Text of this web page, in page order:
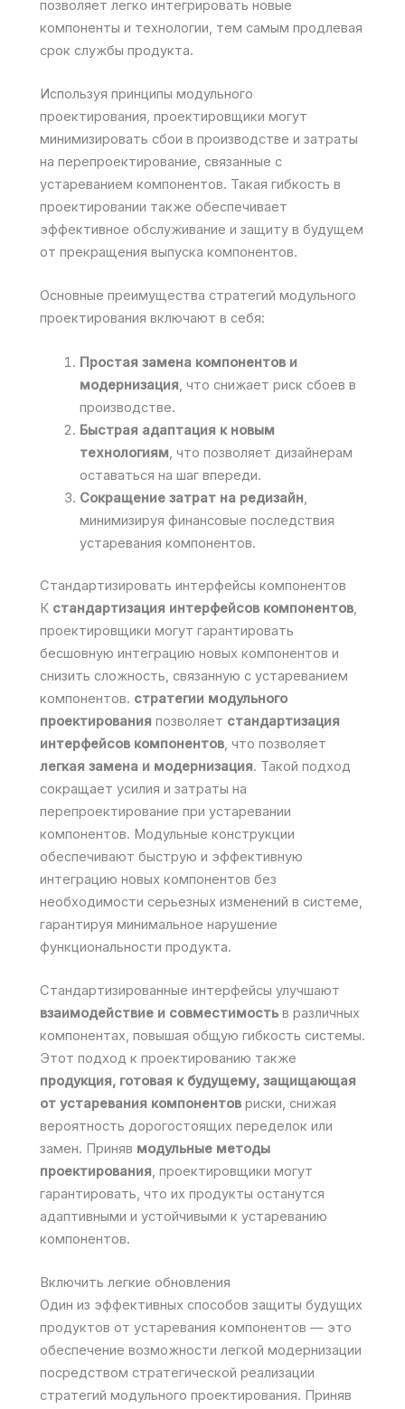
позволяет легко интегрировать новые
компоненты и технологии, тем самым продлевая
срок службы продукта.
Используя принципы модульного
проектирования, проектировщики могут
минимизировать сбои в производстве и затраты
на перепроектирование, связанные с
устареванием компонентов. Такая гибкость в
проектировании также обеспечивает
эффективное обслуживание и защиту в будущем
от прекращения выпуска компонентов.
Основные преимущества стратегий модульного
проектирования включают в себя:
Простая замена компонентов и
модернизация, что снижает риск сбоев в
производстве.
Быстрая адаптация к новым
технологиям, что позволяет дизайнерам
оставаться на шаг впереди.
Сокращение затрат на редизайн,
минимизируя финансовые последствия
устаревания компонентов.
Стандартизировать интерфейсы компонентов
К стандартизация интерфейсов компонентов,
проектировщики могут гарантировать
бесшовную интеграцию новых компонентов и
снизить сложность, связанную с устареванием
компонентов. стратегии модульного
проектирования позволяет стандартизация
интерфейсов компонентов, что позволяет
легкая замена и модернизация. Такой подход
сокращает усилия и затраты на
перепроектирование при устаревании
компонентов. Модульные конструкции
обеспечивают быструю и эффективную
интеграцию новых компонентов без
необходимости серьезных изменений в системе,
гарантируя минимальное нарушение
функциональности продукта.
Стандартизированные интерфейсы улучшают
взаимодействие и совместимость в различных
компонентах, повышая общую гибкость системы.
Этот подход к проектированию также
продукция, готовая к будущему, защищающая
от устаревания компонентов риски, снижая
вероятность дорогостоящих переделок или
замен. Приняв модульные методы
проектирования, проектировщики могут
гарантировать, что их продукты останутся
адаптивными и устойчивыми к устареванию
компонентов.
Включить легкие обновления
Один из эффективных способов защиты будущих
продуктов от устаревания компонентов — это
обеспечение возможности легкой модернизации
посредством стратегической реализации
стратегий модульного проектирования. Приняв